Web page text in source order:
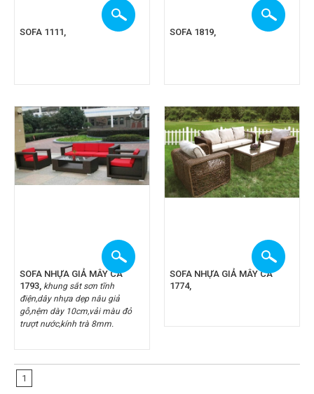
SOFA 1111, SOFA 1819,
SOFA NHỰA GIẢ MÂY CA
1793, khung sắt sơn tĩnh
điện,dây nhựa dẹp nâu giả
gỗ,nệm dày 10cm,vải màu đỏ
trượt nước,kính trà 8mm.
SOFA NHỰA GIẢ MÂY CA
1774,
1